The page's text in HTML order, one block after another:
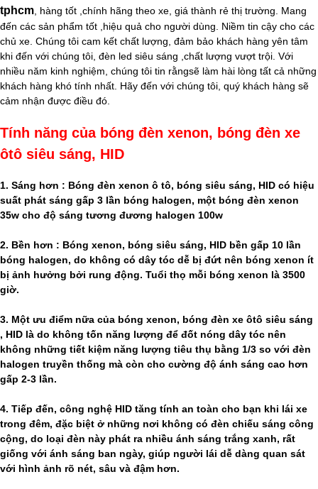
tphcm , hàng tốt ,chính hãng theo xe, giá thành rẻ thị trường. Mang
đến các sản phẩm tốt ,hiệu quả cho người dùng. Niềm tin cậy cho các
chủ xe. Chúng tôi cam kết chất lượng, đảm bảo khách hàng yên tâm
khi đến với chúng tôi, đèn led siêu sáng ,chất lượng vượt trội. Với
nhiều năm kinh nghiệm, chúng tôi tin rằngsẽ làm hài lòng tất cả những
khách hàng khó tính nhất. Hãy đến với chúng tôi, quý khách hàng sẽ
cảm nhận được điều đó.
Tính năng của bóng đèn xenon, bóng đèn xe
ôtô siêu sáng, HID
1. Sáng hơn : Bóng đèn xenon ô tô, bóng siêu sáng, HID có hiệu
suất phát sáng gấp 3 lần bóng halogen, một bóng đèn xenon
35w cho độ sáng tương đương halogen 100w
2. Bền hơn : Bóng xenon, bóng siêu sáng, HID bền gấp 10 lần
bóng halogen, do không có dây tóc dễ bị đứt nên bóng xenon ít
bị ảnh hưởng bởi rung động. Tuổi thọ mỗi bóng xenon là 3500
giờ.
3. Một ưu điểm nữa của bóng xenon, bóng đèn xe ôtô siêu sáng
, HID là do không tốn năng lượng để đốt nóng dây tóc nên
không những tiết kiệm năng lượng tiêu thụ bằng 1/3 so với đèn
halogen truyền thống mà còn cho cường độ ánh sáng cao hơn
gấp 2-3 lần.
4. Tiếp đến, công nghệ HID tăng tính an toàn cho bạn khi lái xe
trong đêm, đặc biệt ở những nơi không có đèn chiếu sáng công
cộng, do loại đèn này phát ra nhiều ánh sáng trắng xanh, rất
giống với ánh sáng ban ngày, giúp người lái dễ dàng quan sát
với hình ảnh rõ nét, sâu và đậm hơn.